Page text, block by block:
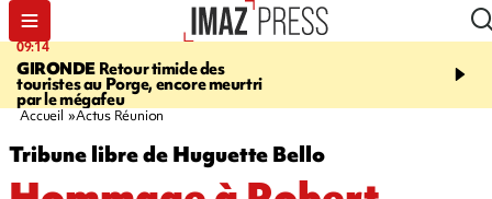
09:14
GIRONDE Retour timide des
touristes au Porge, encore meurtri
par le mégafeu
13:09
Des
font cinq morts en
Accueil Actus Réunion
Tribune libre de Huguette Bello